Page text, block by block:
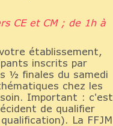
CE et CM ; de 1h à
établissement,
inscrits par
½ finales du samedi
chez les
Important : c'est
de qualifier
La FFJM